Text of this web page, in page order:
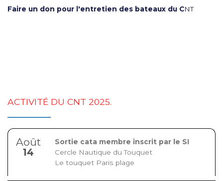
Faire un don pour l'entretien des bateaux du CNT
ACTIVITÉ DU CNT 2025.
Août
14
Sortie cata membre inscrit par le SI
Cercle Nautique du Touquet
Le touquet Paris plage